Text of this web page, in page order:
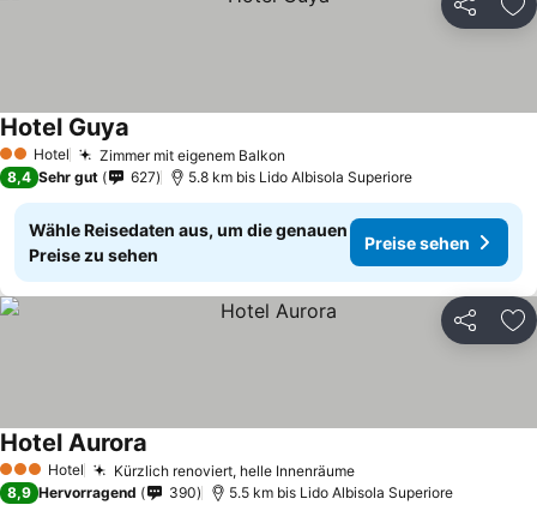
Teilen
2 Sterne
Hotel Zimmer mit eigenem Balkon
Hotel Guya
8,4 Sehr gut 627 5.8 km bis Lido Albisola Superiore
Wähle Reisedaten aus, um die genauen
Preise zu sehen
Preise sehen
Teilen
3 SterneHotel Kürzlich renoviert, helle Innenräume
Hotel Aurora
8,9 Hervorragend 390 5.5 km bis Lido Albisola Superiore